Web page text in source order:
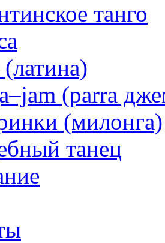
танго
(parra
(милонга)
танец